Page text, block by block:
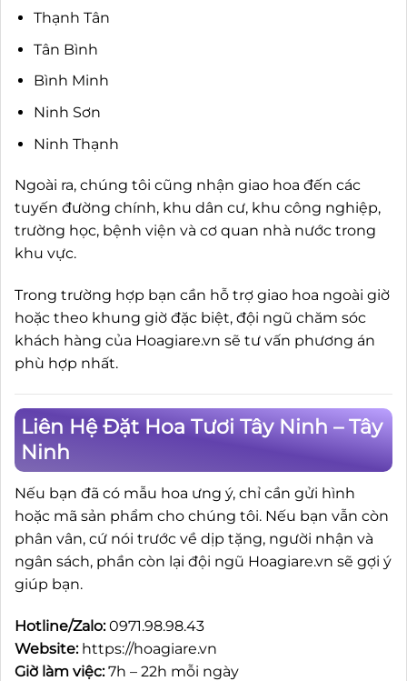
Thạnh Tân
Tân Bình
Bình Minh
Ninh Sơn
Ninh Thạnh
Ngoài ra, chúng tôi cũng nhận giao hoa đến các
tuyến đường chính, khu dân cư, khu công nghiệp,
trường học, bệnh viện và cơ quan nhà nước trong
khu vực.
Trong trường hợp bạn cần hỗ trợ giao hoa ngoài giờ
hoặc theo khung giờ đặc biệt, đội ngũ chăm sóc
khách hàng của Hoagiare.vn sẽ tư vấn phương án
phù hợp nhất.
Liên Hệ Đặt Hoa Tươi Tây Ninh – Tây
Ninh
Nếu bạn đã có mẫu hoa ưng ý, chỉ cần gửi hình
hoặc mã sản phẩm cho chúng tôi. Nếu bạn vẫn còn
phân vân, cứ nói trước về dịp tặng, người nhận và
ngân sách, phần còn lại đội ngũ Hoagiare.vn sẽ gợi ý
giúp bạn.
Hotline/Zalo:0971.98.98.43
Website: https://hoagiare.vn
Giờ làm việc:7h – 22h mỗi ngày